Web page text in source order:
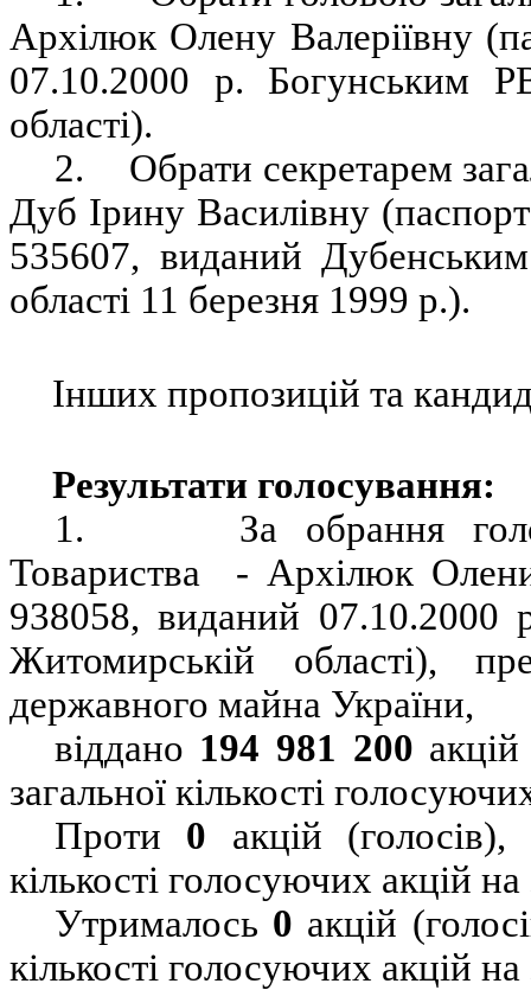
Архілюк Олену Валеріївну
07.10.2000 р. Богунським
області).
2.
Обрати секретарем
Дуб Ірину Василівну (паспорт
535607, виданий
області 11 березня 1999 р.).
Інших пропозицій та
Результати голосування:
1.
За обрання
Товариства
- Архілюк Олени
938058, виданий
Житомирській області),
державного майна України,
віддано 194 981 200
загальної кількості
Проти 0 акцій
кількості голосуючих акцій
Утрималось 0 акцій
кількості голосуючих акцій